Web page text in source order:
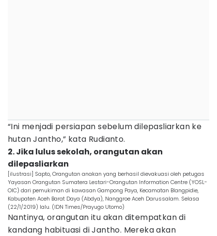
“Ini menjadi persiapan sebelum dilepasliarkan ke
hutan Jantho,” kata Rudianto.
2. Jika lulus sekolah, orangutan akan
dilepasliarkan
[ilustrasi] Sapto, Orangutan anakan yang berhasil dievakuasi oleh petugas
Yayasan Orangutan Sumatera Lestari-Orangutan Information Centre (YOSL-
OIC) dari pemukiman di kawasan Gampong Paya, Kecamatan Blangpidie,
Kabupaten Aceh Barat Daya (Abdya), Nanggroe Aceh Darussalam. Selasa
(22/1/2019) lalu. (IDN Times/Prayugo Utomo)
Nantinya, orangutan itu akan ditempatkan di
kandang habituasi di Jantho. Mereka akan